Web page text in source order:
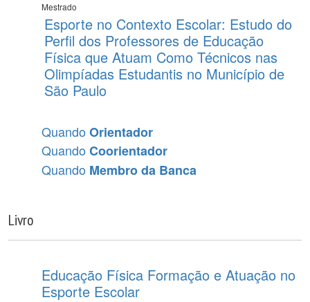
Mestrado
Esporte no Contexto Escolar: Estudo do
Perfil dos Professores de Educação
Física que Atuam Como Técnicos nas
Olimpíadas Estudantis no Município de
São Paulo
Quando Orientador
Quando Coorientador
Quando Membro da Banca
Livro
Educação Física Formação e Atuação no
Esporte Escolar